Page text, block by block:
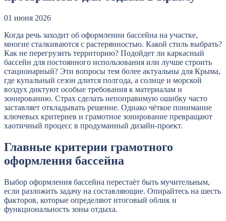
01 июня 2026
Когда речь заходит об оформлении бассейна на участке,
многие сталкиваются с растерянностью. Какой стиль выбрать?
Как не перегрузить территорию? Подойдет ли каркасный
бассейн для постоянного использования или лучше строить
стационарный? Эти вопросы тем более актуальны для Крыма,
где купальный сезон длится полгода, а солнце и морской
воздух диктуют особые требования к материалам и
зонированию. Страх сделать непоправимую ошибку часто
заставляет откладывать решение. Однако чёткое понимание
ключевых критериев и грамотное зонирование превращают
хаотичный процесс в продуманный дизайн-проект.
Главные критерии грамотного
оформления бассейна
Выбор оформления бассейна перестаёт быть мучительным,
если разложить задачу на составляющие. Опирайтесь на шесть
факторов, которые определяют итоговый облик и
функциональность зоны отдыха.